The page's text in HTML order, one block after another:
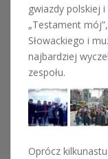
gwiazdy polskiej
„Testament
Słowackiego i
najbardziej
zespołu.
Oprócz